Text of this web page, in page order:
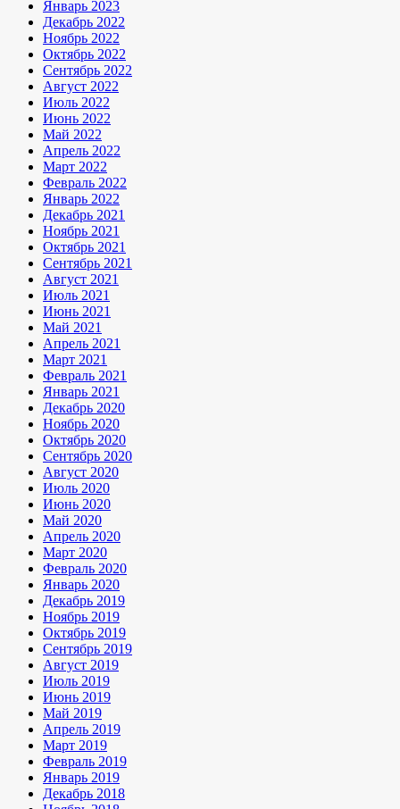
Январь 2023
Декабрь 2022
Ноябрь 2022
Октябрь 2022
Сентябрь 2022
Август 2022
Июль 2022
Июнь 2022
Май 2022
Апрель 2022
Март 2022
Февраль 2022
Январь 2022
Декабрь 2021
Ноябрь 2021
Октябрь 2021
Сентябрь 2021
Август 2021
Июль 2021
Июнь 2021
Май 2021
Апрель 2021
Март 2021
Февраль 2021
Январь 2021
Декабрь 2020
Ноябрь 2020
Октябрь 2020
Сентябрь 2020
Август 2020
Июль 2020
Июнь 2020
Май 2020
Апрель 2020
Март 2020
Февраль 2020
Январь 2020
Декабрь 2019
Ноябрь 2019
Октябрь 2019
Сентябрь 2019
Август 2019
Июль 2019
Июнь 2019
Май 2019
Апрель 2019
Март 2019
Февраль 2019
Январь 2019
Декабрь 2018